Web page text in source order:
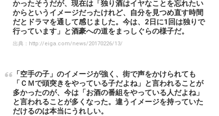
かったそうだが、現在は「独り酒はイヤなことを忘れたい
からというイメージだったけれど、自分を見つめ直す時間
だとドラマを通して感じました。今は、2日に1回は独りで
行っています」と酒豪への道をまっしぐらの様子だ。
出典： http://eiga.com/news/20170226/13/
「空手の子」のイメージが強く、街で声をかけられても
「ＣＭで頭突きをやっている子だよね」と言われることが
多かったのが、今は「お酒の番組をやっている人だよね」
と言われることが多くなった。違うイメージを持っていた
だけるのは本当にうれしい。